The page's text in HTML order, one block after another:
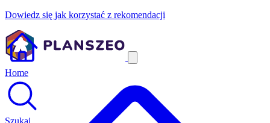
Dowiedz się jak korzystać z rekomendacji
Home
Szukaj